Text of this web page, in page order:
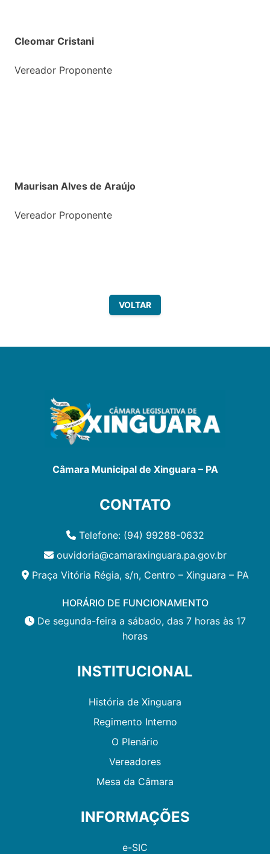
Cleomar Cristani
Vereador Proponente
Maurisan Alves de Araújo
Vereador Proponente
VOLTAR
Câmara Municipal de Xinguara – PA
CONTATO
Telefone: (94) 99288-0632
ouvidoria@camaraxinguara.pa.gov.br
Praça Vitória Régia, s/n, Centro – Xinguara – PA
HORÁRIO DE FUNCIONAMENTO
De segunda-feira a sábado, das 7 horas às 17
horas
INSTITUCIONAL
História de Xinguara
Regimento Interno
O Plenário
Vereadores
Mesa da Câmara
INFORMAÇÕES
e-SIC